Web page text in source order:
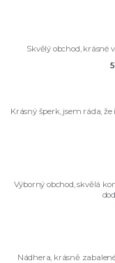
Skvělý obchod, krásné
Krásný šperk, jsem ráda,
Výborný obchod, skvělá
Nádhera, krásně